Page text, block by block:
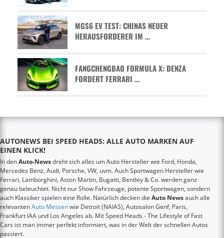
MGS6 EV TEST: CHINAS NEUER
HERAUSFORDERER IM …
FANGCHENGBAO FORMULA X: DENZA
FORDERT FERRARI …
AUTONEWS BEI SPEED HEADS: ALLE AUTO MARKEN AUF
EINEN KLICK!
In denAuto-Newsdreht sich alles um Auto Hersteller wie Ford, Honda,
Mercedes Benz, Audi, Porsche, VW, uvm. Auch Sportwagen Hersteller wie
Ferrari, Lamborghini, Aston Martin, Bugatti, Bentley & Co. werden ganz
genau beleuchtet. Nicht nur Show Fahrzeuge, potente Sportwagen, sondern
auch Klassiker spielen eine Rolle. Natürlich decken die Auto Newsauch alle
relevantenAuto Messenwie Detroit (NAIAS), Autosalon Genf, Paris,
Frankfurt IAA und Los Angeles ab. Mit Speed Heads - The Lifestyle of Fast
Cars ist man immer perfekt informiert, was in der Welt der schnellen Autos
passiert.